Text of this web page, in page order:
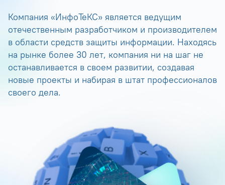
Компания «ИнфоТеКС» является ведущим
отечественным разработчиком и производителем
в области средств защиты информации. Находясь
на рынке более 30 лет, компания ни на шаг не
останавливается в своем развитии, создавая
новые проекты и набирая в штат профессионалов
своего дела.